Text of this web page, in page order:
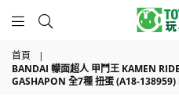
首頁
|
BANDAI 幪面超人 甲鬥王 KAMEN
GASHAPON 全7種 扭蛋 (A18-